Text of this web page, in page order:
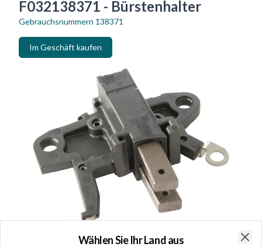
F032138371 - Bürstenhalter
Gebrauchsnummern 138371
Im Geschäft kaufen
Wählen Sie Ihr Land aus